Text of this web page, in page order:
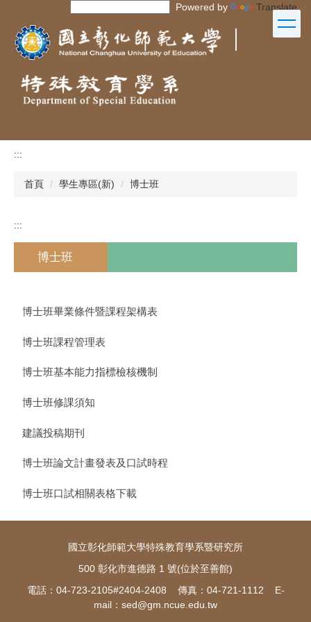
主
Powered by Translate
:::
首頁 學生專區(新) 博士班
:::
博士班
博士班畢業條件暨課程架構表
博士班課程管理表
博士班基本能力指標檢核機制
博士班修課須知
建議投稿期刊
博士班論文計畫發表及口試時程
博士班口試相關表格下載
國立彰化師範大學特殊教育學系暨研究所
500 彰化市進德路 1 號(位於至善館)
電話：04-723-2105#2404-2408 傳真：04-721-1112 E-
mail： sed@gm.ncue.edu.tw